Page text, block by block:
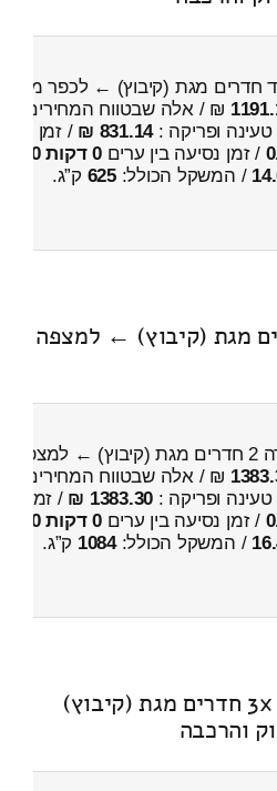
חדרים מגת (קיבוץ) ← לכפר
₪ / אלה שבטווח המחירים
ופריקה :831.14 ₪ / זמן :
/ זמן נסיעה בין ערים0 דקות 0 שניות
/ המשקל הכולל:625 ק”ג.
2 חדרים מגת (קיבוץ) ← למצפה
₪ / אלה שבטווח המחירים
ופריקה : 1383.30 ₪ / זמן :
/ זמן נסיעה בין ערים0 דקות 0 שניות
/ המשקל הכולל:1084 ק”ג.
מחירון הובלות דירה 3x חדרים מגת (קיבוץ)
והרכבה